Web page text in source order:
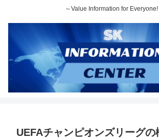
～Value Information for Everyone!
UEFAチャンピオンズリーグの